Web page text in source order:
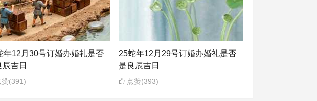
年12月30号订婚办婚礼是否
辰吉日
赞(391)
25蛇年12月29号订婚办婚礼是否
是良辰吉日
点赞(393)